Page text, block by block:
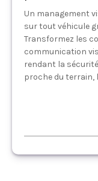
Un management
sur tout véhicule
Transformez les
communication
rendant la
proche du terrain,